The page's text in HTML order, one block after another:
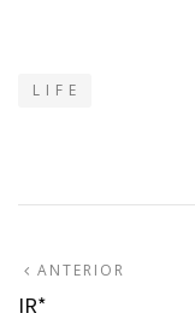
L I F E
Navegação
ANTERIOR
IR*